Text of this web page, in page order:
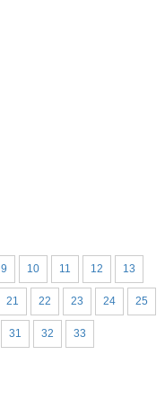
9 10 11 12 13
21 22 23 24 25
31 32 33